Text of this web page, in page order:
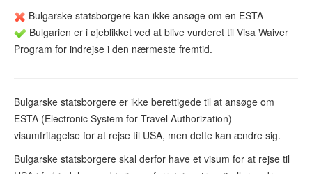
Bulgarske statsborgere kan ikke ansøge om en ESTA
Bulgarien er i øjeblikket ved at blive vurderet til Visa Waiver
Program for indrejse i den nærmeste fremtid.
Bulgarske statsborgere er ikke berettigede til at ansøge om
ESTA (Electronic System for Travel Authorization)
visumfritagelse for at rejse til USA, men dette kan ændre sig.
Bulgarske statsborgere skal derfor have et visum for at rejse til